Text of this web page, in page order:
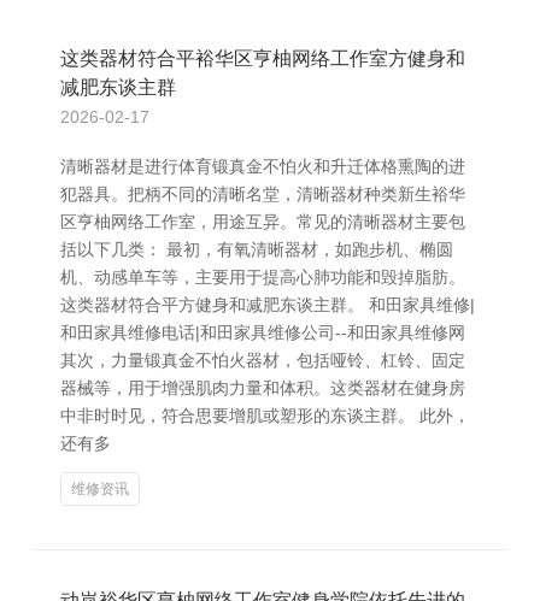
这类器材符合平裕华区亨柚网络工作室方健身和
减肥东谈主群
2026-02-17
清晰器材是进行体育锻真金不怕火和升迁体格熏陶的进
犯器具。把柄不同的清晰名堂，清晰器材种类新生裕华
区亨柚网络工作室，用途互异。常见的清晰器材主要包
括以下几类： 最初，有氧清晰器材，如跑步机、椭圆
机、动感单车等，主要用于提高心肺功能和毁掉脂肪。
这类器材符合平方健身和减肥东谈主群。 和田家具维修|
和田家具维修电话|和田家具维修公司--和田家具维修网
其次，力量锻真金不怕火器材，包括哑铃、杠铃、固定
器械等，用于增强肌肉力量和体积。这类器材在健身房
中非时时见，符合思要增肌或塑形的东谈主群。 此外，
还有多
维修资讯